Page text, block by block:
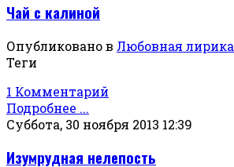
Чай с калиной
Опубликовано в Любовная лирика
Теги
1 Комментарий
Подробнее ...
Суббота, 30 ноября 2013 12:39
Изумрудная нелепость